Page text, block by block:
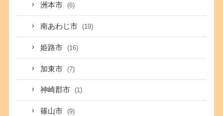
洲本市 (6)
南あわじ市 (19)
姫路市 (16)
加東市 (7)
神崎郡市 (1)
篠山市 (9)